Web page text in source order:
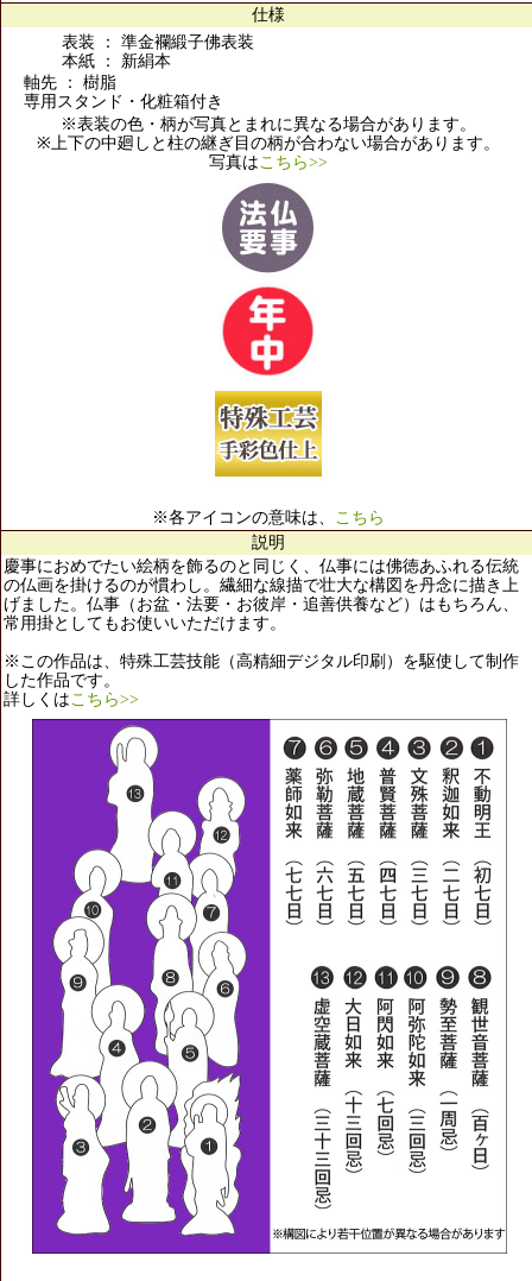
仕様
表装 ： 準金襴緞子佛表装
本紙 ： 新絹本
軸先 ： 樹脂
専用スタンド・化粧箱付き
※表装の色・柄が写真とまれに異なる場合があります。
※上下の中廻しと柱の継ぎ目の柄が合わない場合があります。
写真はこちら>>
※各アイコンの意味は、 こちら
説明
慶事におめでたい絵柄を飾るのと同じく、仏事には佛徳あふれる伝統
の仏画を掛けるのが慣わし。繊細な線描で壮大な構図を丹念に描き上
げました。仏事（お盆・法要・お彼岸・追善供養など）はもちろん、
常用掛としてもお使いいただけます。
※この作品は、特殊工芸技能（高精細デジタル印刷）を駆使して制作
した作品です。
詳しくはこちら>>